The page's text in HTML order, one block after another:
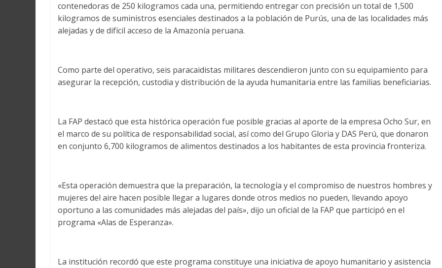
contenedoras de 250 kilogramos cada una, permitiendo entregar con precisión un total de 1,500
kilogramos de suministros esenciales destinados a la población de Purús, una de las localidades más
alejadas y de difícil acceso de la Amazonía peruana.
Como parte del operativo, seis paracaidistas militares descendieron junto con su equipamiento para
asegurar la recepción, custodia y distribución de la ayuda humanitaria entre las familias beneficiarias.
La FAP destacó que esta histórica operación fue posible gracias al aporte de la empresa Ocho Sur, en
el marco de su política de responsabilidad social, así como del Grupo Gloria y DAS Perú, que donaron
en conjunto 6,700 kilogramos de alimentos destinados a los habitantes de esta provincia fronteriza.
«Esta operación demuestra que la preparación, la tecnología y el compromiso de nuestros hombres y
mujeres del aire hacen posible llegar a lugares donde otros medios no pueden, llevando apoyo
oportuno a las comunidades más alejadas del país», dijo un oficial de la FAP que participó en el
programa «Alas de Esperanza».
La institución recordó que este programa constituye una iniciativa de apoyo humanitario y asistencia